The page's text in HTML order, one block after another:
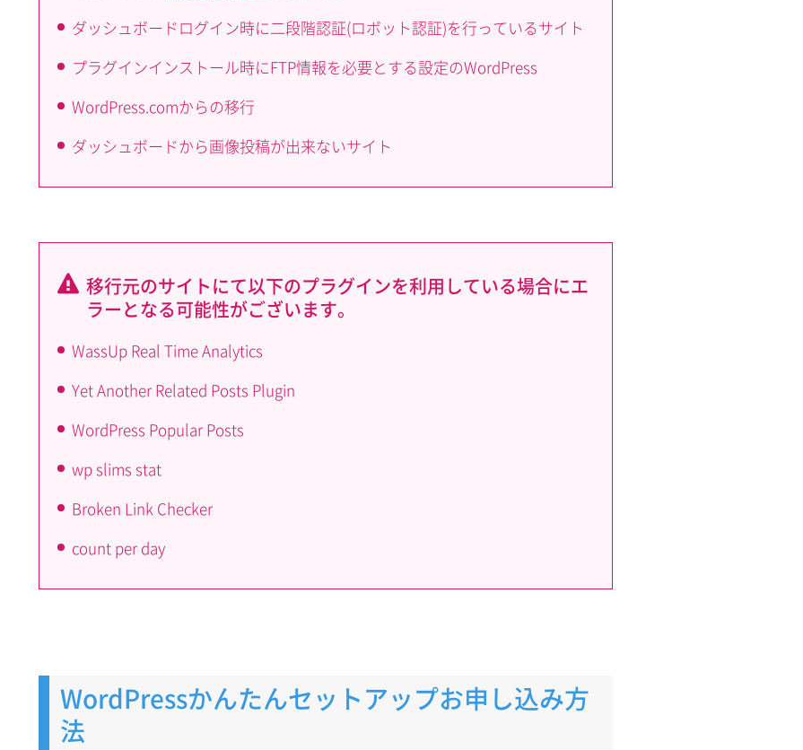
ダッシュボードログイン時に二段階認証(ロボット認証)を行っているサイト
プラグインインストール時にFTP情報を必要とする設定のWordPress
WordPress.comからの移行
ダッシュボードから画像投稿が出来ないサイト
移行元のサイトにて以下のプラグインを利用している場合にエ
ラーとなる可能性がございます。
WassUp Real Time Analytics
Yet Another Related Posts Plugin
WordPress Popular Posts
wp slims stat
Broken Link Checker
count per day
WordPressかんたんセットアップお申し込み方
法